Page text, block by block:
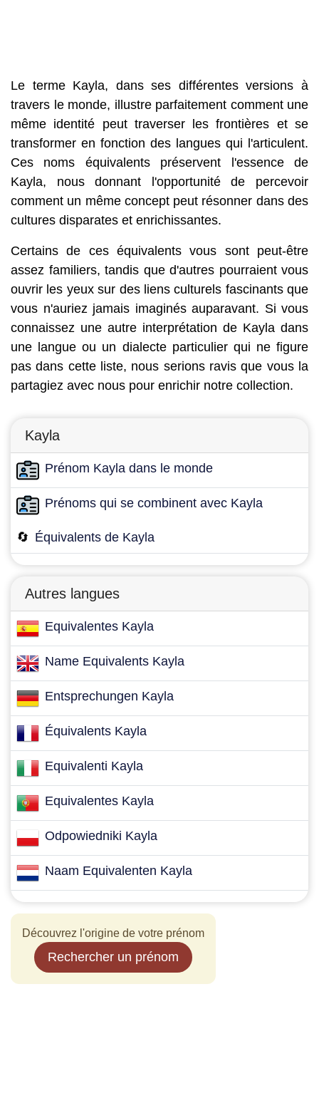
Le terme Kayla, dans ses différentes versions à
travers le monde, illustre parfaitement comment une
même identité peut traverser les frontières et se
transformer en fonction des langues qui l'articulent.
Ces noms équivalents préservent l'essence de
Kayla, nous donnant l'opportunité de percevoir
comment un même concept peut résonner dans des
cultures disparates et enrichissantes.
Certains de ces équivalents vous sont peut-être
assez familiers, tandis que d'autres pourraient vous
ouvrir les yeux sur des liens culturels fascinants que
vous n'auriez jamais imaginés auparavant. Si vous
connaissez une autre interprétation de Kayla dans
une langue ou un dialecte particulier qui ne figure
pas dans cette liste, nous serions ravis que vous la
partagiez avec nous pour enrichir notre collection.
Kayla
Prénom Kayla dans le monde
Prénoms qui se combinent avec Kayla
🔄 Équivalents de Kayla
Autres langues
Equivalentes Kayla
Name Equivalents Kayla
Entsprechungen Kayla
Équivalents Kayla
Equivalenti Kayla
Equivalentes Kayla
Odpowiedniki Kayla
Naam Equivalenten Kayla
Découvrez l'origine de votre prénom
Rechercher un prénom